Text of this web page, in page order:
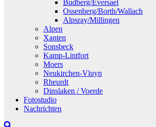
Budberg/Eversael
Ossenberg/Borth/Wallach
Alpsray/Millingen
Alpen
Xanten
Sonsbeck
Kamp-Lintfort
Moers
Neukirchen-Vluyn
Rheurdt
Dinslaken / Voerde
Fotostudio
Nachrichten